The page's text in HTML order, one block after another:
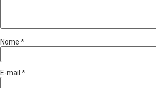
Nome *
E-mail *